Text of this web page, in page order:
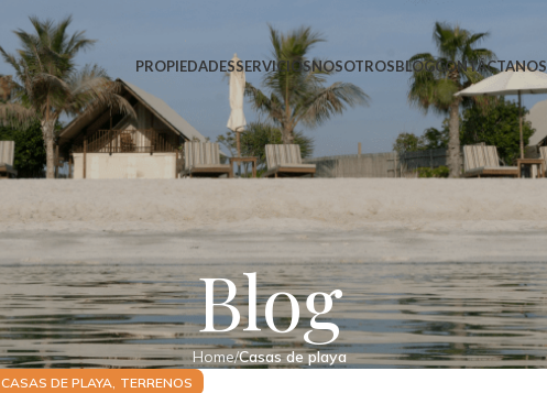
PROPIEDADESSERVICIOSNOSOTROSBLOGCONTÁCTANOS
Blog
Home Casas de playa
CASAS DE PLAYA, TERRENOS